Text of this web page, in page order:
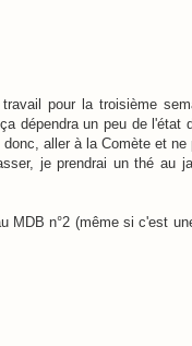
pour la troisième
dépendra un peu de
aller à la Comète et
je prendrai un thé au
MDB n°2 (même si c'est